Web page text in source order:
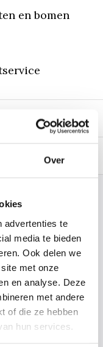
Over
advertenties te
media te bieden
Ook delen we
met onze
en analyse. Deze
met andere
of die ze hebben
hun services.
en bomen
er niet
dan
ons
en
uw plant of
ziet? We